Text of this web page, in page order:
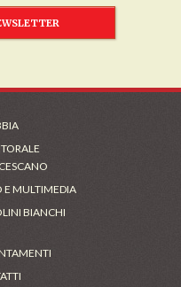
E MULTIMEDIA
BIANCHI